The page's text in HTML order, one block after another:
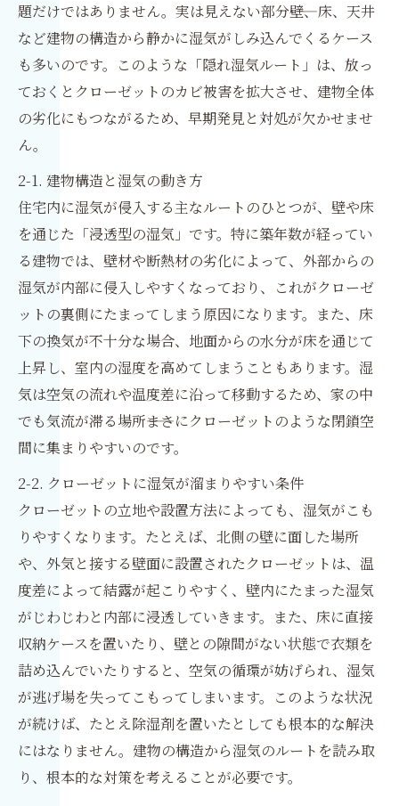
題だけではありません。実は見えない部分――壁、床、天井
など建物の構造から静かに湿気がしみ込んでくるケース
も多いのです。このような「隠れ湿気ルート」は、放っ
ておくとクローゼットのカビ被害を拡大させ、建物全体
の劣化にもつながるため、早期発見と対処が欠かせませ
ん。
2-1. 建物構造と湿気の動き方
住宅内に湿気が侵入する主なルートのひとつが、壁や床
を通じた「浸透型の湿気」です。特に築年数が経ってい
る建物では、壁材や断熱材の劣化によって、外部からの
湿気が内部に侵入しやすくなっており、これがクローゼ
ットの裏側にたまってしまう原因になります。また、床
下の換気が不十分な場合、地面からの水分が床を通じて
上昇し、室内の湿度を高めてしまうこともあります。湿
気は空気の流れや温度差に沿って移動するため、家の中
でも気流が滞る場所――まさにクローゼットのような閉鎖空
間に集まりやすいのです。
2-2. クローゼットに湿気が溜まりやすい条件
クローゼットの立地や設置方法によっても、湿気がこも
りやすくなります。たとえば、北側の壁に面した場所
や、外気と接する壁面に設置されたクローゼットは、温
度差によって結露が起こりやすく、壁内にたまった湿気
がじわじわと内部に浸透していきます。また、床に直接
収納ケースを置いたり、壁との隙間がない状態で衣類を
詰め込んでいたりすると、空気の循環が妨げられ、湿気
が逃げ場を失ってこもってしまいます。このような状況
が続けば、たとえ除湿剤を置いたとしても根本的な解決
にはなりません。建物の構造から湿気のルートを読み取
り、根本的な対策を考えることが必要です。